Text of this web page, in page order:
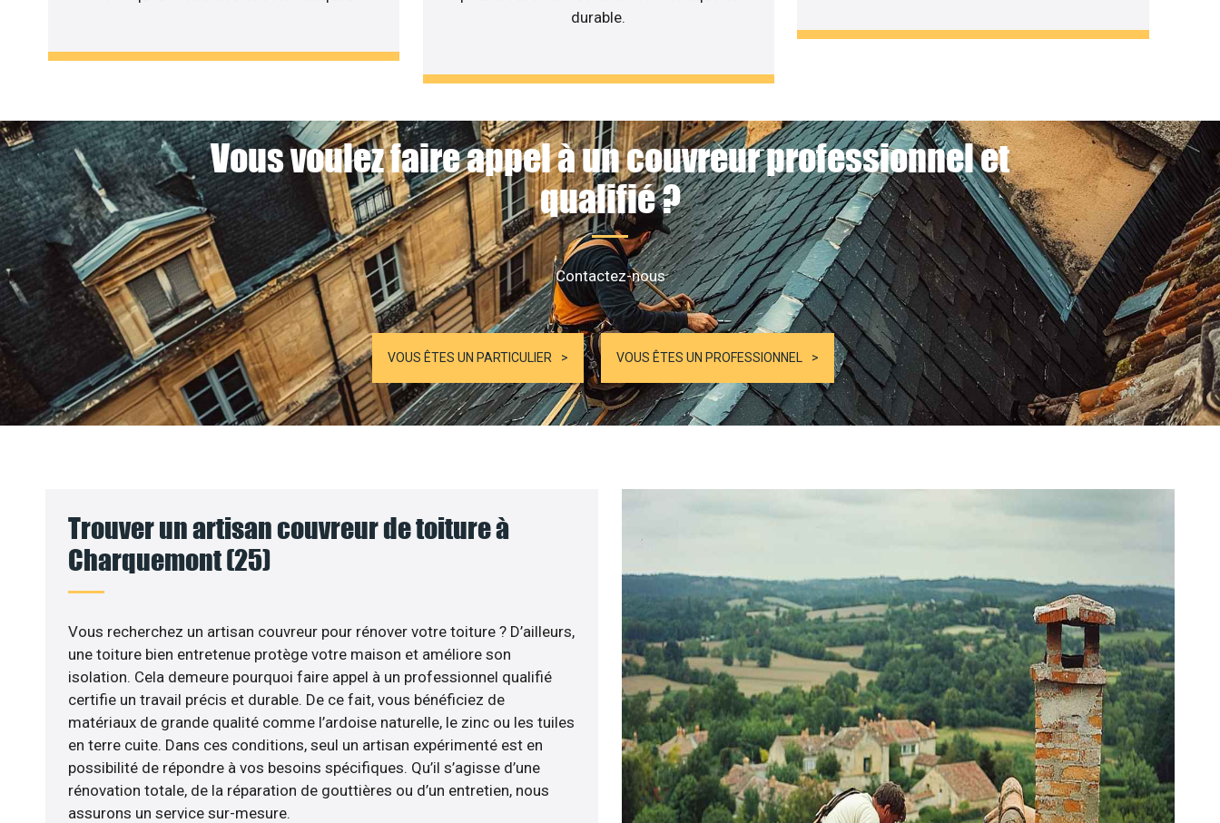
durable.
Vous voulez faire appel à un couvreur professionnel et
qualifié ?
Contactez-nous
VOUS ÊTES UN PARTICULIER VOUS ÊTES UN PROFESSIONNEL
Trouver un artisan couvreur de toiture à
Charquemont (25)
Vous recherchez un artisan couvreur pour rénover votre toiture ? D’ailleurs,
une toiture bien entretenue protège votre maison et améliore son
isolation. Cela demeure pourquoi faire appel à un professionnel qualifié
certifie un travail précis et durable. De ce fait, vous bénéficiez de
matériaux de grande qualité comme l’ardoise naturelle, le zinc ou les tuiles
en terre cuite. Dans ces conditions, seul un artisan expérimenté est en
possibilité de répondre à vos besoins spécifiques. Qu’il s’agisse d’une
rénovation totale, de la réparation de gouttières ou d’un entretien, nous
assurons un service sur-mesure.